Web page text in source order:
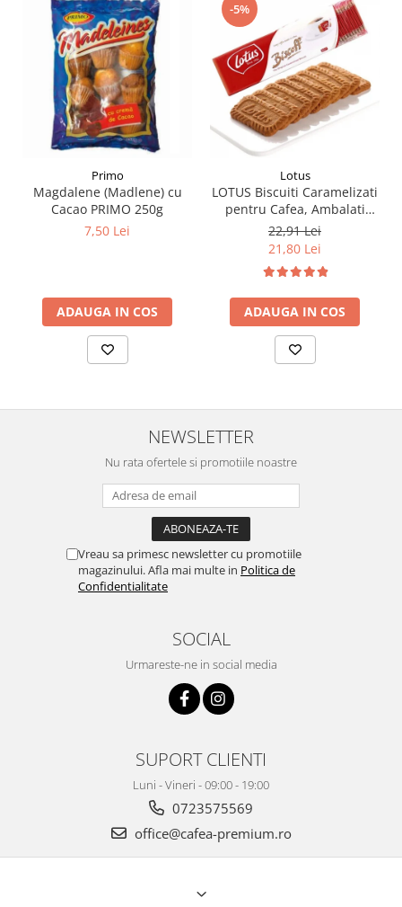
Primo
Magdalene (Madlene) cu
Cacao PRIMO 250g
7,50 Lei
ADAUGA IN COS
-5%
Lotus
LOTUS Biscuiti Caramelizati
pentru Cafea, Ambalati
Individual 50buc 312.5g
22,91 Lei
21,80 Lei
ADAUGA IN COS
NEWSLETTER
Nu rata ofertele si promotiile noastre
Vreau sa primesc newsletter cu promotiile
magazinului. Afla mai multe in Politica de
Confidentialitate
SOCIAL
Urmareste-ne in social media
SUPORT CLIENTI
Luni - Vineri - 09:00 - 19:00
0723575569
office@cafea-premium.ro